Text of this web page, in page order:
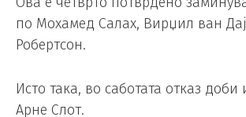
по Мохамед Салах, Вирџил ван
Робертсон.
Исто така, во саботата отказ доби
Арне Слот.